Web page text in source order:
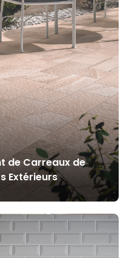
de Carreaux de
Extérieurs